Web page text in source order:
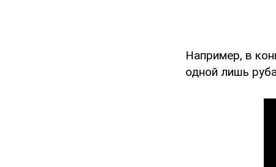
Например, в
одной лишь